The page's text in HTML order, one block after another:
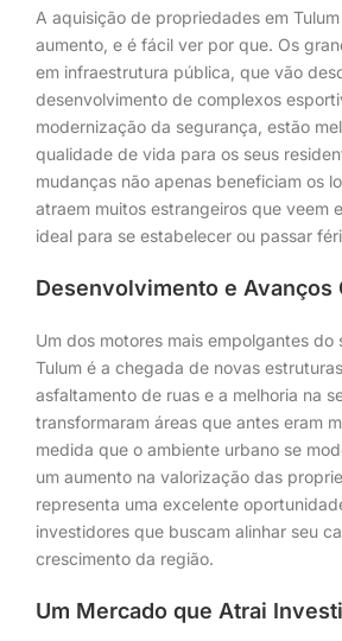
A aquisição de propriedades em
aumento, e é fácil ver por que. Os
em infraestrutura pública, que vão
desenvolvimento de complexos
modernização da segurança, estão
qualidade de vida para os seus
mudanças não apenas beneficiam os
atraem muitos estrangeiros que veem
ideal para se estabelecer ou passar
Desenvolvimento e Avanços
Um dos motores mais empolgantes do
Tulum é a chegada de novas
asfaltamento de ruas e a melhoria na
transformaram áreas que antes eram
medida que o ambiente urbano se
um aumento na valorização das
representa uma excelente
investidores que buscam alinhar seu
crescimento da região.
Um Mercado que Atrai